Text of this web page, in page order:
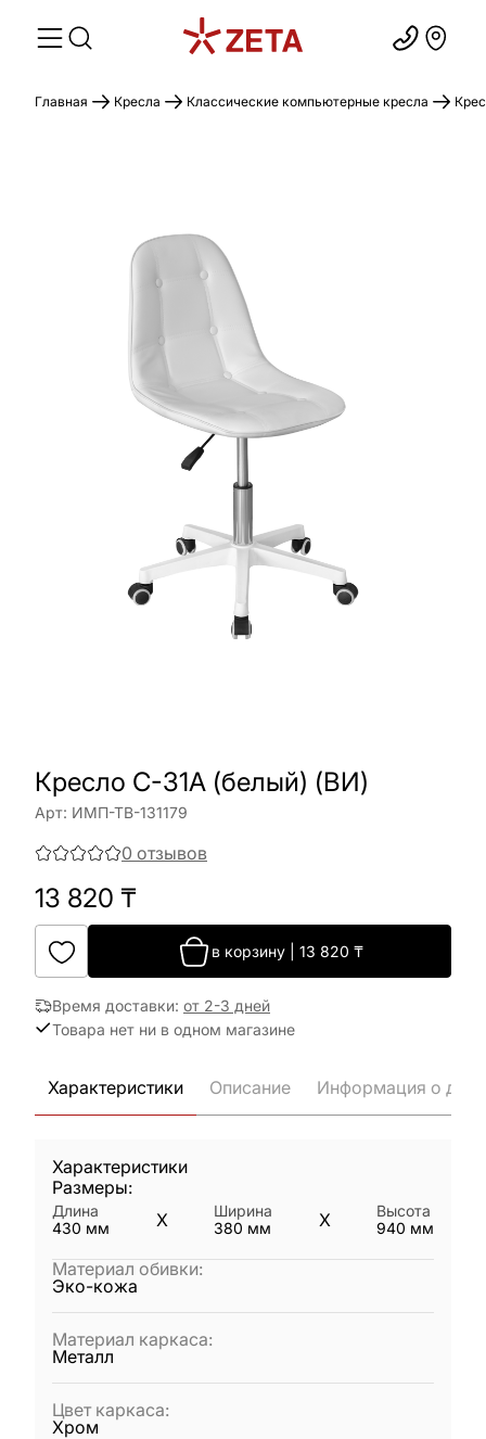
Главная Кресла Классические компьютерные кресла
Кресло C-31A (белый) (ВИ)
Арт: ИМП-ТВ-131179
0 отзывов
13 820 ₸
в корзину| 13 820 ₸
Время доставки: от 2-3 дней
Товара нет ни в одном магазине
Характеристики Описание Информация о
Характеристики
Размеры:
Длина
430 мм X
Ширина
380 мм X
Высота
940 мм
Материал обивки:
Эко-кожа
Материал каркаса:
Металл
Цвет каркаса:
Хром